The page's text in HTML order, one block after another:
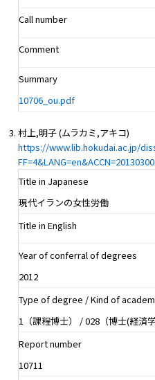
Call number
Comment
Summary
10706_ou.pdf
村上,明子 (ムラカミ,アキコ)
https://www.lib.hokudai.ac.jp/
Title in Japanese
現代イランの女性労働
Title in English
Year of conferral of degrees
2012
Type of degree / Kind of
1（課程博士） / 028（博士(経済学
Report number
10711